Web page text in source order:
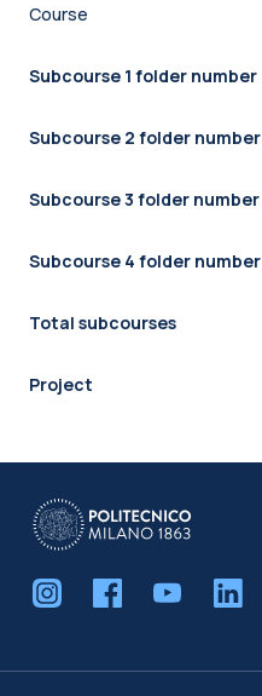
Course
Subcourse 1 folder number
Subcourse 2 folder number
Subcourse 3 folder number
Subcourse 4 folder number
Total subcourses
Project